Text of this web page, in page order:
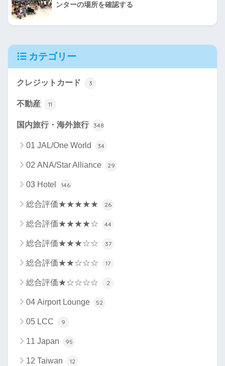
ンターの場所を確認する
カテゴリー
クレジットカード 3
不動産 11
国内旅行・海外旅行 348
01 JAL/One World 34
02 ANA/Star Alliance 29
03 Hotel 146
総合評価★★★★★ 26
総合評価★★★★☆ 44
総合評価★★★☆☆ 37
総合評価★★☆☆☆ 17
総合評価★☆☆☆☆ 2
04 Airport Lounge 52
05 LCC 9
11 Japan 95
12 Taiwan 12